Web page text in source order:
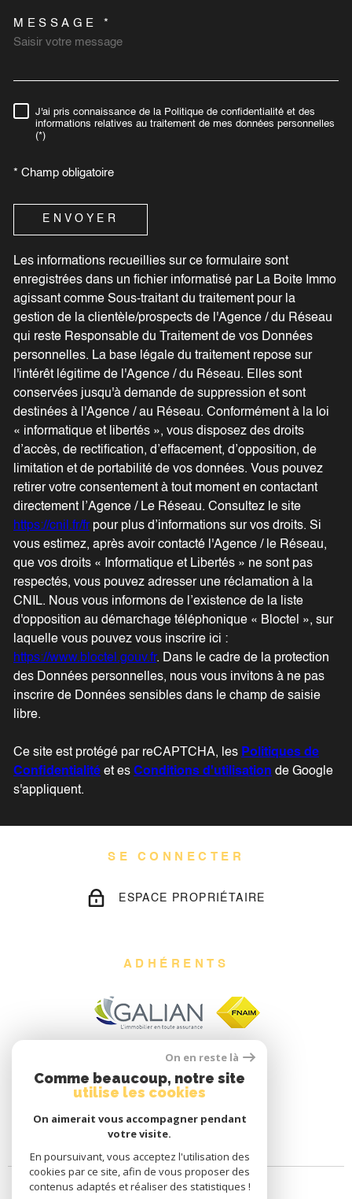
MESSAGE *
RÈGLEMENTATION
J'ai pris connaissance de la Politique de confidentialité et des
informations relatives au traitement de mes données personnelles
(*)
* Champ obligatoire
ENVOYER
Les informations recueillies sur ce formulaire sont
enregistrées dans un fichier informatisé par La Boite Immo
agissant comme Sous-traitant du traitement pour la
gestion de la clientèle/prospects de l'Agence / du Réseau
qui reste Responsable du Traitement de vos Données
personnelles. La base légale du traitement repose sur
l'intérêt légitime de l'Agence / du Réseau. Elles sont
conservées jusqu'à demande de suppression et sont
destinées à l'Agence / au Réseau. Conformément à la loi
« informatique et libertés », vous disposez des droits
d’accès, de rectification, d’effacement, d’opposition, de
limitation et de portabilité de vos données. Vous pouvez
retirer votre consentement à tout moment en contactant
directement l’Agence / Le Réseau. Consultez le site
https://cnil.fr/frpour plus d’informations sur vos droits. Si
vous estimez, après avoir contacté l'Agence / le Réseau,
que vos droits « Informatique et Libertés » ne sont pas
respectés, vous pouvez adresser une réclamation à la
CNIL. Nous vous informons de l’existence de la liste
d'opposition au démarchage téléphonique « Bloctel », sur
laquelle vous pouvez vous inscrire ici :
https://www.bloctel.gouv.fr. Dans le cadre de la protection
des Données personnelles, nous vous invitons à ne pas
inscrire de Données sensibles dans le champ de saisie
libre.
Ce site est protégé par reCAPTCHA, les Politiques de
Confidentialité et es Conditions d'utilisation de Google
s'appliquent.
SE CONNECTER
ESPACE PROPRIÉTAIRE
ADHÉRENTS
On en reste là
Comme beaucoup, notre site
utilise les cookies
On aimerait vous accompagner pendant
votre visite.
En poursuivant, vous acceptez l'utilisation des
cookies par ce site, afin de vous proposer des
contenus adaptés et réaliser des statistiques !